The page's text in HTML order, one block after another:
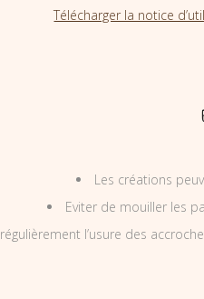
Télécharger la notice
Les créations
Eviter de mouiller les
l’usure des